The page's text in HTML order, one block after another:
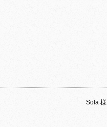
Sola 様